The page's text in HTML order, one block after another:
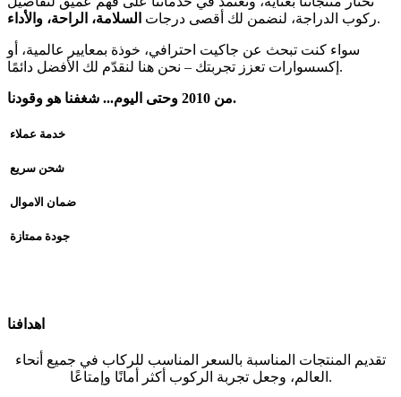
ركوب الدراجة، لنضمن لك أقصى درجات السلامة، الراحة، والأداء .
سواء كنت تبحث عن جاكيت احترافي، خوذة بمعايير عالمية، أو
إكسسوارات تعزز تجربتك – نحن هنا لنقدّم لك الأفضل دائمًا.
من 2010 وحتى اليوم... شغفنا هو وقودنا.
خدمة عملاء
شحن سريع
ضمان الاموال
جودة ممتازة
اهدافنا
تقديم المنتجات المناسبة بالسعر المناسب للركاب في جميع أنحاء
العالم، وجعل تجربة الركوب أكثر أمانًا وإمتاعًا.